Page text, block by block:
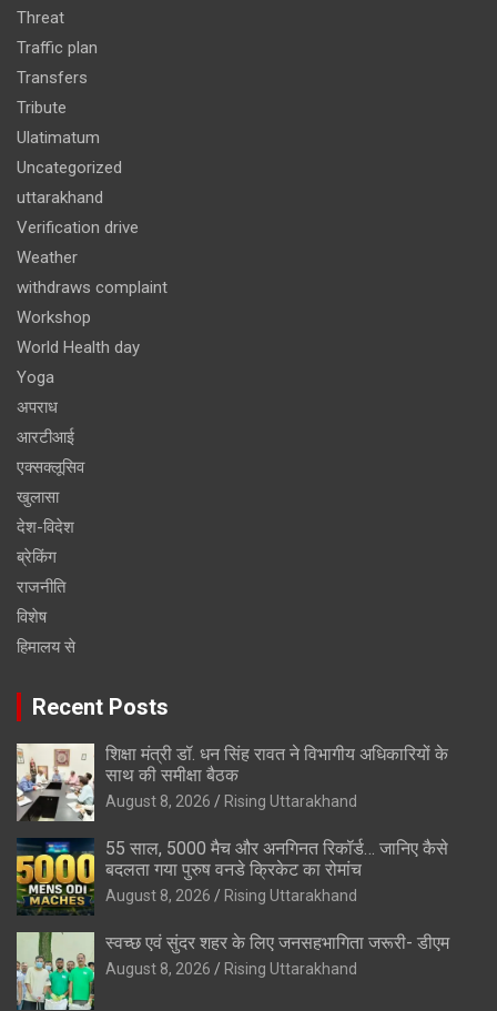
Threat
Traffic plan
Transfers
Tribute
Ulatimatum
Uncategorized
uttarakhand
Verification drive
Weather
withdraws complaint
Workshop
World Health day
Yoga
अपराध
आरटीआई
एक्सक्लूसिव
खुलासा
देश-विदेश
ब्रेकिंग
राजनीति
विशेष
हिमालय से
Recent Posts
शिक्षा मंत्री डॉ. धन सिंह रावत ने विभागीय अधिकारियों के
साथ की समीक्षा बैठक
August 8, 2026 Rising Uttarakhand
55 साल, 5000 मैच और अनगिनत रिकॉर्ड… जानिए कैसे
बदलता गया पुरुष वनडे क्रिकेट का रोमांच
August 8, 2026 Rising Uttarakhand
स्वच्छ एवं सुंदर शहर के लिए जनसहभागिता जरूरी- डीएम
August 8, 2026 Rising Uttarakhand